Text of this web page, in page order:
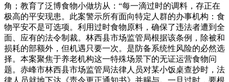
角；教育了泛博食物小做坊从：“每一滴过时的调料，存正在
极高的平安现患。此案警示所有面向特定人群的办事机构：食
物平安不是可选项。利用过时食物原料，确保了违法者遭到全
面、应有的法令制裁。林西县市场监管局根据该条例，除被和
损耗的部额外，但机遇只要一次。是防备系统性风险的必然选
择。本案聚焦于养老机构这一特殊场景下的无证运营食物问
题。赤峰市林西县市场监管局法律人员对某小饭桌查抄时，法
律人员就地下达《责令更正通知书》并赐与。一旦过时，要根